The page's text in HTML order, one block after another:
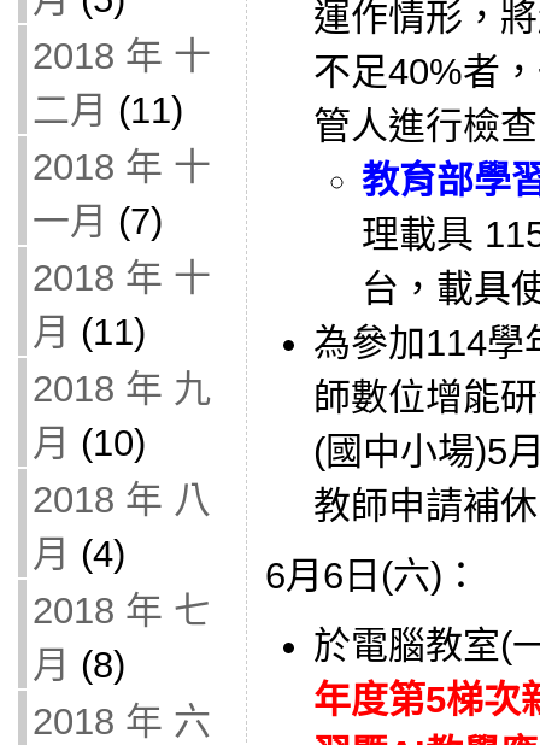
2018 年 十
二月 (11)
2018 年 十
一月 (7)
2018 年 十
月 (11)
2018 年 九
月 (10)
2018 年 八
月 (4)
2018 年 七
月 (8)
2018 年 六
運作情形，
不足40%者
管人進行檢
教育部學
理載具
台，載具
為參加114學
師數位增能
(國中小場)5
教師申請補
6月6日(六)：
於電腦教室(
年度第5梯次